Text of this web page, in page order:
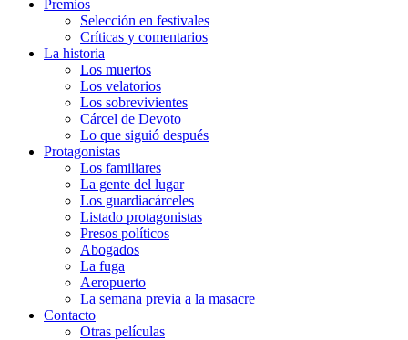
Premios
Selección en festivales
Críticas y comentarios
La historia
Los muertos
Los velatorios
Los sobrevivientes
Cárcel de Devoto
Lo que siguió después
Protagonistas
Los familiares
La gente del lugar
Los guardiacárceles
Listado protagonistas
Presos políticos
Abogados
La fuga
Aeropuerto
La semana previa a la masacre
Contacto
Otras películas